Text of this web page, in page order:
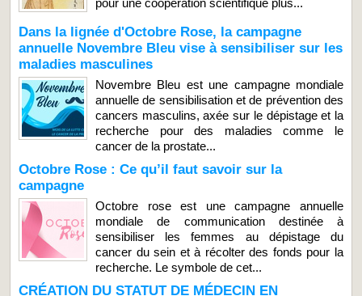
Dans la lignée d'Octobre Rose, la campagne
annuelle Novembre Bleu vise à sensibiliser sur les
maladies masculines
Novembre Bleu est une campagne mondiale
annuelle de sensibilisation et de prévention des
cancers masculins, axée sur le dépistage et la
recherche pour des maladies comme le
cancer de la prostate...
Octobre Rose : Ce qu’il faut savoir sur la
campagne
Octobre rose est une campagne annuelle
mondiale de communication destinée à
sensibiliser les femmes au dépistage du
cancer du sein et à récolter des fonds pour la
recherche. Le symbole de cet...
CRÉATION DU STATUT DE MÉDECIN EN